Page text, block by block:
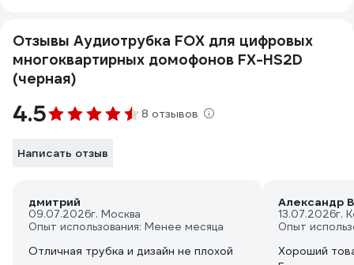
Отзывы Аудиотрубка FOX для цифровых
многоквартирных домофонов FX-HS2D
(черная)
4.5 8 отзывов
Написать отзыв
дмитрий
09.07.2026г. Москва
Опыт использования: Менее месяца
Отличная трубка и дизайн не плохой
Александр
13.07.2026г.
Опыт
Хороший